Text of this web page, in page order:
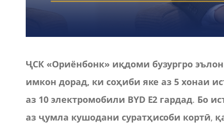
ҶСК «Ориёнбонк» иқдоми бузургро
имкон дорад, ки соҳиби яке аз 5 хонаи
аз 10 электромобили BYD E2 гардад. Бо
аз ҷумла кушодани суратҳисоби кортӣ,